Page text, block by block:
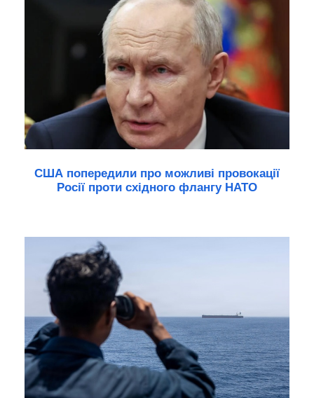
США попередили про можливі провокації
Росії проти східного флангу НАТО